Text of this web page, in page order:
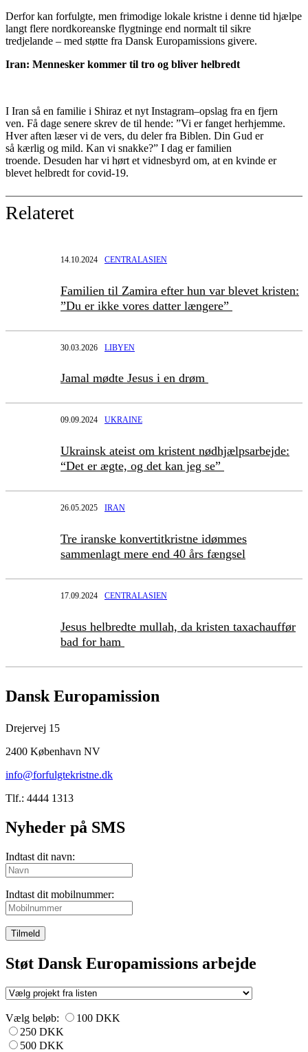
Derfor kan forfulgte, men frimodige lokale kristne i denne tid hjælpe
langt flere nordkoreanske flygtninge end normalt til sikre
tredjelande – med støtte fra Dansk Europamissions givere.
Iran: Mennesker kommer til tro og bliver helbredt
I Iran så en familie i Shiraz et nytInstagram–opslag fra en fjern
ven. Få dage senere skrev de til hende: ”Vi er fanget herhjemme.
Hver aften læser vi de vers, du deler fra Biblen. Din Gud er
så kærlig og mild. Kan vi snakke?” I dag er familien
troende. Desuden har vi hørt et vidnesbyrd om, aten kvinde er
blevet helbredt forcovid-19.
Relateret
14.10.2024 CENTRALASIEN
Familien til Zamira efter hun var blevet kristen:
”Du er ikke vores datter længere”
30.03.2026 LIBYEN
Jamal mødte Jesus i en drøm
09.09.2024 UKRAINE
Ukrainsk ateist om kristent nødhjælpsarbejde:
“Det er ægte, og det kan jeg se”
26.05.2025 IRAN
Tre iranske konvertitkristne idømmes
sammenlagt mere end 40 års fængsel
17.09.2024 CENTRALASIEN
Jesus helbredte mullah, da kristen taxachauffør
bad for ham
Dansk Europamission
Drejervej 15
2400 København NV
info@forfulgtekristne.dk
Tlf.: 4444 1313
Nyheder på SMS
Indtast dit navn:
Indtast dit mobilnummer:
Tilmeld
Støt Dansk Europamissions arbejde
Vælg beløb:
100 DKK
250 DKK
500 DKK